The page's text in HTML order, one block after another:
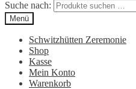
Suche nach:
Menü
Schwitzhütten Zeremonie
Shop
Kasse
Mein Konto
Warenkorb